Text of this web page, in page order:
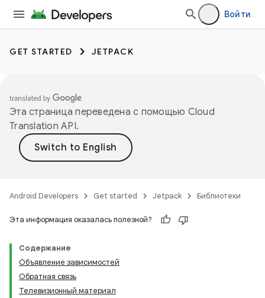
Войти
GET STARTED JETPACK
Эта страница переведена с помощью Cloud
Translation API.
Android Developers Get started Jetpack Библиотеки
Эта информация оказалась полезной?
Содержание
Объявление зависимостей
Обратная связь
Телевизионный материал